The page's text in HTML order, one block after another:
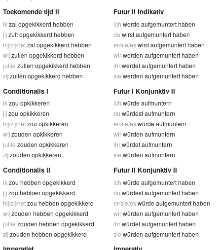
Toekomende tijd II
ik zal opgekikkerd hebben
jijzult opgekikkerd hebben
hij/zij/hetzal opgekikkerd hebben
wijzullen opgekikkerd hebben
jullie zullen opgekikkerd hebben
zijzullen opgekikkerd hebben
Futur II Indikativ
ich werde aufgemuntert haben
du wirst aufgemuntert haben
er/sie/eswird aufgemuntert haben
wirwerden aufgemuntert haben
ihrwerdet aufgemuntert haben
sie werden aufgemuntert haben
Conditionalis I
ik zou opkikkeren
jijzou opkikkeren
hij/zij/hetzou opkikkeren
wijzouden opkikkeren
jullie zouden opkikkeren
zijzouden opkikkeren
Futur I Konjunktiv II
ich würde aufmuntern
du würdest aufmuntern
er/sie/eswürde aufmuntern
wirwürden aufmuntern
ihrwürdet aufmuntern
sie würden aufmuntern
Conditionalis II
ik zou hebben opgekikkerd
jijzou hebben opgekikkerd
hij/zij/hetzou hebben opgekikkerd
wijzouden hebben opgekikkerd
jullie zouden hebben opgekikkerd
zijzouden hebben opgekikkerd
Futur II Konjunktiv II
ich würde aufgemuntert haben
du würdest aufgemuntert haben
er/sie/eswürde aufgemuntert haben
wirwürden aufgemuntert haben
ihrwürdet aufgemuntert haben
sie würden aufgemuntert haben